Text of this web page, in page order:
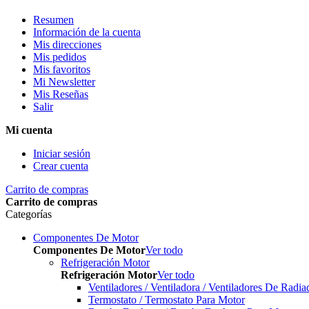
Resumen
Información de la cuenta
Mis direcciones
Mis pedidos
Mis favoritos
Mi Newsletter
Mis Reseñas
Salir
Mi cuenta
Iniciar sesión
Crear cuenta
Carrito de compras
Carrito de compras
Categorías
Componentes De Motor
Componentes De MotorVer todo
Refrigeración Motor
Refrigeración MotorVer todo
Ventiladores / Ventiladora / Ventiladores De
Termostato / Termostato Para Motor